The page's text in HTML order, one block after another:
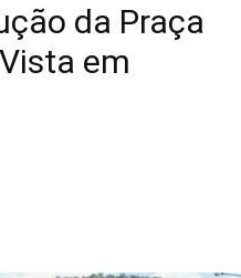
da Praça
em